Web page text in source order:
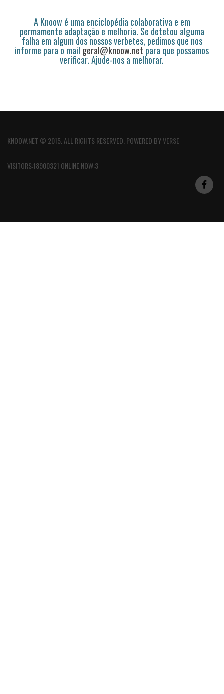
A Knoow é uma enciclopédia colaborativa e em
permamente adaptação e melhoria. Se detetou alguma
falha em algum dos nossos verbetes, pedimos que nos
informe para o mail geral@knoow.netpara que possamos
verificar. Ajude-nos a melhorar.
KNOOW.NET © 2015. ALL RIGHTS RESERVED. POWERED BYVERSE
VISITORS:18900321 ONLINE NOW:3